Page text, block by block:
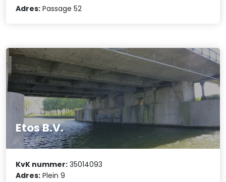
Adres: Passage 52
Etos B.V.
KvK nummer: 35014093
Adres: Plein 9